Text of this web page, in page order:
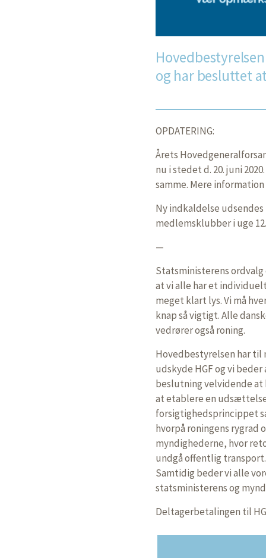
og har besluttet
OPDATERING:
Årets
nu i stedet d. 20. juni
samme. Mere
Ny indkaldelse
medlemsklubber i uge 12.
—
Statsministerens
at vi alle har et
meget klart lys. Vi må
knap så vigtigt. Alle
vedrører også roning.
Hovedbestyrelsen har
udskyde HGF og vi
beslutning velvidende
at etablere en
forsigtighedsprincippet
hvorpå roningens rygrad
myndighederne, hvor
undgå offentlig
Samtidig beder vi alle
statsministerens og
Deltagerbetalingen til